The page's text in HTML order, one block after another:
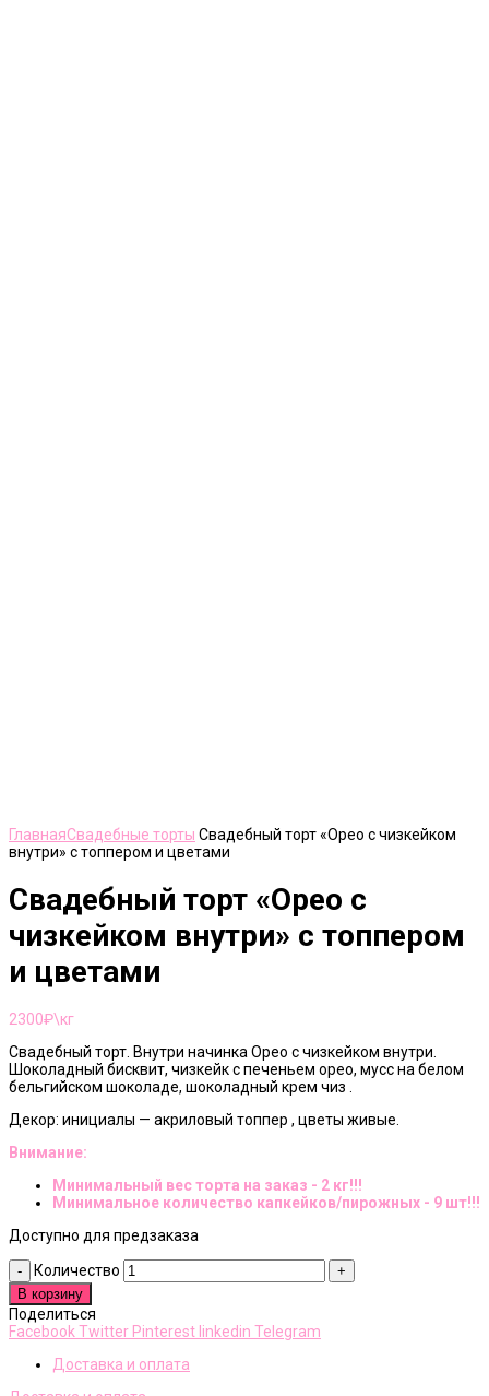
ГлавнаяСвадебные торты Свадебный торт «Орео с чизкейком
внутри» с топпером и цветами
Свадебный торт «Орео с
чизкейком внутри» с топпером
и цветами
2300₽\кг
Свадебный торт. Внутри начинка Орео с чизкейком внутри.
Шоколадный бисквит, чизкейк с печеньем орео, мусс на белом
бельгийском шоколаде, шоколадный крем чиз .
Декор: инициалы — акриловый топпер , цветы живые.
Внимание:
Минимальный вес торта на заказ - 2 кг!!!
Минимальное количество капкейков/пирожных - 9 шт!!!
Доступно для предзаказа
Количество
В корзину
Поделиться
Facebook Twitter Pinterest linkedin Telegram
Доставка и оплата